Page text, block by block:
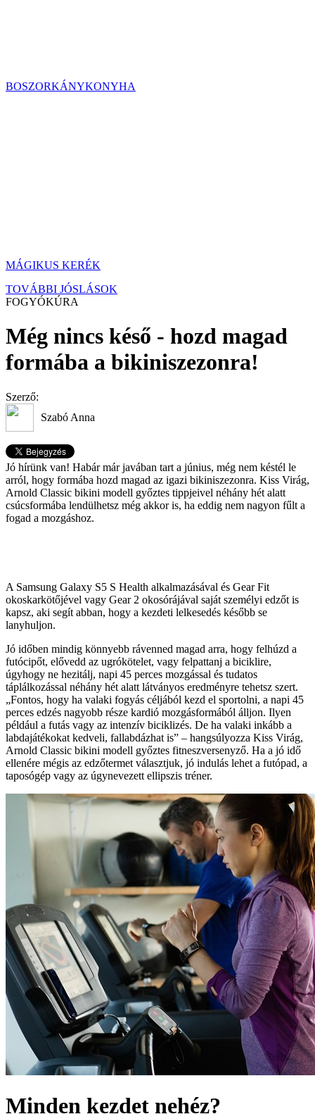
BOSZORKÁNYKONYHA
MÁGIKUS KERÉK
TOVÁBBI JÓSLÁSOK
FOGYÓKÚRA
Még nincs késő - hozd magad
formába a bikiniszezonra!
Szerző:
Szabó Anna
Jó hírünk van! Habár már javában tart a június, még nem késtél le
arról, hogy formába hozd magad az igazi bikiniszezonra. Kiss Virág,
Arnold Classic bikini modell győztes tippjeivel néhány hét alatt
csúcsformába lendülhetsz még akkor is, ha eddig nem nagyon fűlt a
fogad a mozgáshoz.
A Samsung Galaxy S5 S Health alkalmazásával és Gear Fit
okoskarkötőjével vagy Gear 2 okosórájával saját személyi edzőt is
kapsz, aki segít abban, hogy a kezdeti lelkesedés később se
lanyhuljon.
Jó időben mindig könnyebb rávenned magad arra, hogy felhúzd a
futócipőt, elővedd az ugrókötelet, vagy felpattanj a biciklire,
úgyhogy ne hezitálj, napi 45 perces mozgással és tudatos
táplálkozással néhány hét alatt látványos eredményre tehetsz szert.
„Fontos, hogy ha valaki fogyás céljából kezd el sportolni, a napi 45
perces edzés nagyobb része kardió mozgásformából álljon. Ilyen
például a futás vagy az intenzív biciklizés. De ha valaki inkább a
labdajátékokat kedveli, fallabdázhat is” – hangsúlyozza Kiss Virág,
Arnold Classic bikini modell győztes fitneszversenyző. Ha a jó idő
ellenére mégis az edzőtermet választjuk, jó indulás lehet a futópad, a
taposógép vagy az úgynevezett ellipszis tréner.
Minden kezdet nehéz?